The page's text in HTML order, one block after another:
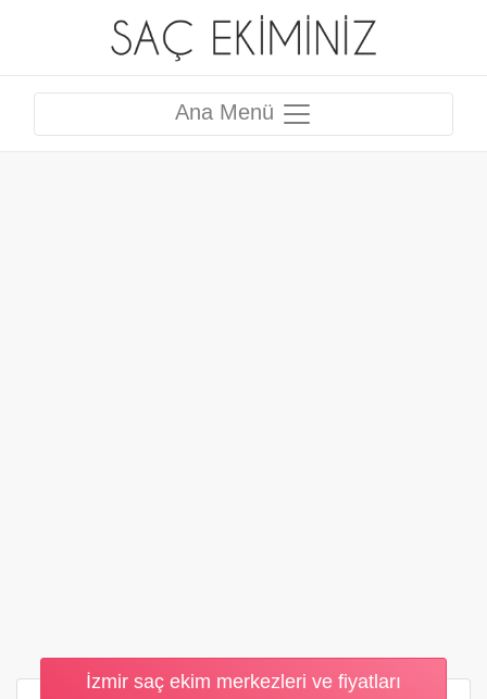
Ana Menü
İzmir saç ekim merkezleri ve fiyatları